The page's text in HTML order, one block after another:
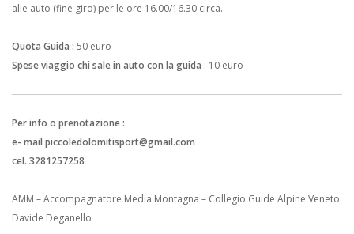
alle auto (fine giro) per le ore 16.00/16.30 circa.
Quota Guida : 50 euro
Spese viaggio chi sale in auto con la guida : 10 euro
Per info o prenotazione :
e- mail piccoledolomitisport@gmail.com
cel. 3281257258
AMM – Accompagnatore Media Montagna – Collegio Guide Alpine Veneto
Davide Deganello